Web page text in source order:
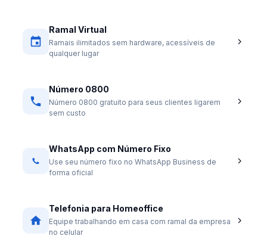
Ramal Virtual
Ramais ilimitados sem hardware, acessíveis de
qualquer lugar
Número 0800
Número 0800 gratuito para seus clientes ligarem
sem custo
WhatsApp com Número Fixo
Use seu número fixo no WhatsApp Business de
forma oficial
Telefonia para Homeoffice
Equipe trabalhando em casa com ramal da empresa
no celular